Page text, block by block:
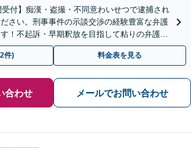
受付】痴漢・盗撮・不同意わいせつで逮捕され
さい。刑事事件の示談交渉の経験豊富な弁護
！不起訴・早期釈放を目指して粘りの弁護活
件) 料金表を見る
合わせ メールでお問い合わせ